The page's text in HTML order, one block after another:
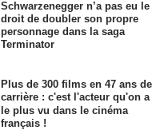
Schwarzenegger n’a pas eu le
droit de doubler son propre
personnage dans la saga
Terminator
Plus de 300 films en 47 ans de
carrière : c'est l'acteur qu'on a
le plus vu dans le cinéma
français !